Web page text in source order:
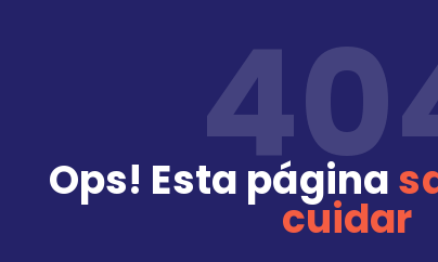
Ops! Esta página
cuidar